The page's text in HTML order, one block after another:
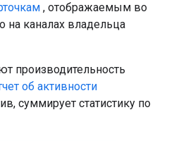
, отображаемым во
на каналах владельца
производительность
об активности
суммирует статистику по